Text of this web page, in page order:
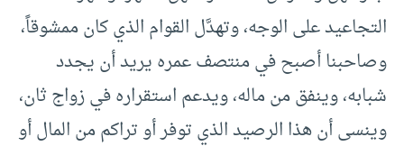
التجاعيد على الوجه، وتهدَّل القوام الذي كان ممشوقاً،
وصاحبنا أصبح في منتصف عمره يريد أن يجدد
شبابه، وينفق من ماله، ويدعم استقراره في زواج ثان،
وينسى أن هذا الرصيد الذي توفر أو تراكم من المال أو